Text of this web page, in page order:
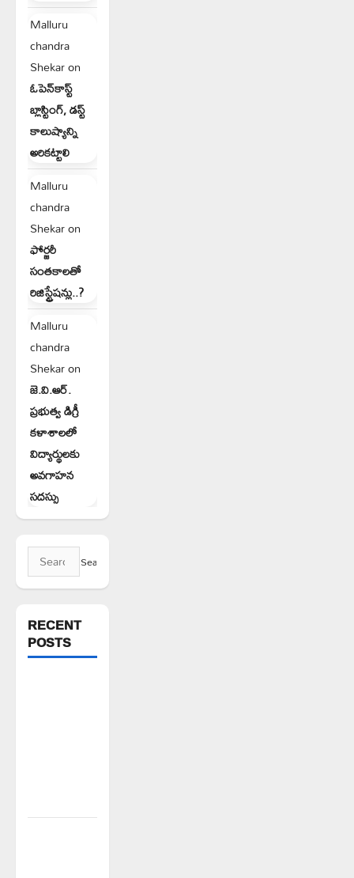
Malluru
chandra
Shekaron
ఓపెన్‌కాస్ట్
బ్లాస్టింగ్, డస్ట్
కాలుష్యాన్ని
అరికట్టాలి
Malluru
chandra
Shekaron
ఫోర్జరీ
సంతకాలతో
రిజిస్ట్రేషన్లు..?
Malluru
chandra
Shekaron
జె.వి.ఆర్.
ప్రభుత్వ డిగ్రీ
కళాశాలలో
విద్యార్థులకు
అవగాహన
సదస్సు
Search
for:
RECENT
POSTS